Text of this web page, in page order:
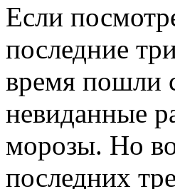
Если
последние
время пошли
невиданные
морозы. Но
последних